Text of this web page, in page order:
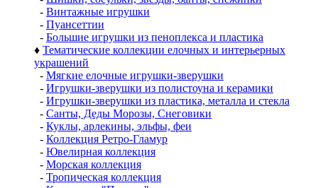
- Винтажные игрушки
- Пуансеттии
- Большие игрушки из пеноплекса и пластика
♦ Тематические коллекции елочных и интерьерных
украшений
- Мягкие елочные игрушки-зверушки
- Игрушки-зверушки из полистоуна и керамики
- Игрушки-зверушки из пластика, металла и стекла
- Санты, Деды Морозы, Снеговики
- Куклы, арлекины, эльфы, феи
- Коллекция Ретро-Гламур
- Ювелирная коллекция
- Морская коллекция
- Тропическая коллекция